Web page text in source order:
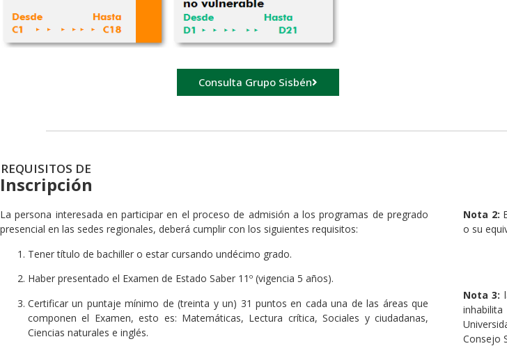
Consulta Grupo Sisbén
REQUISITOS DE
Inscripción
La persona interesada en participar en el proceso de admisión a los programas de pregrado
presencial en las sedes regionales, deberá cumplir con los siguientes requisitos:
Tener título de bachiller o estar cursando undécimo grado.
Haber presentado el Examen de Estado Saber 11º (vigencia 5 años).
Certificar un puntaje mínimo de (treinta y un) 31 puntos en cada una de las áreas que
componen el Examen, esto es: Matemáticas, Lectura crítica, Sociales y ciudadanas,
Ciencias naturales e inglés.
Nota 2:
o su
Nota 3:
Consejo